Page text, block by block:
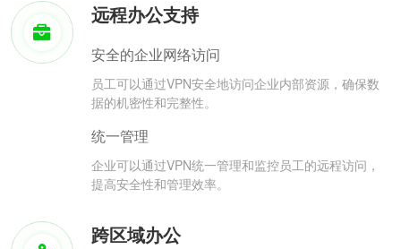
远程办公支持
安全的企业网络访问
员工可以通过VPN安全地访问企业内部资源，确保数
据的机密性和完整性。
统一管理
企业可以通过VPN统一管理和监控员工的远程访问，
提高安全性和管理效率。
跨区域办公